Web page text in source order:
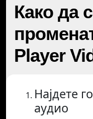
Како да
Player
Најдете
аудио